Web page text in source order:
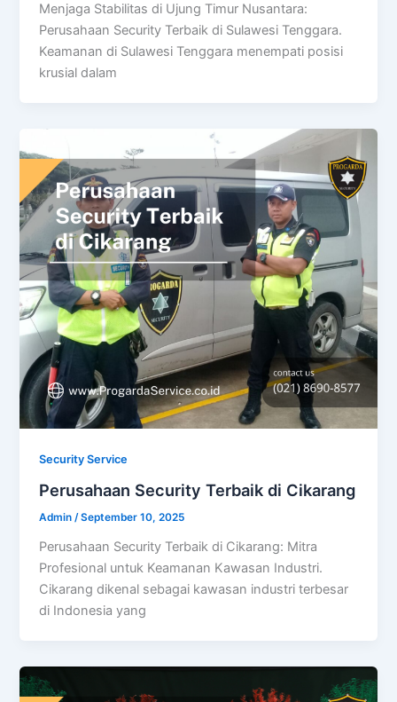
Menjaga Stabilitas di Ujung Timur Nusantara:
Perusahaan Security Terbaik di Sulawesi Tenggara.
Keamanan di Sulawesi Tenggara menempati posisi
krusial dalam
Security Service
Perusahaan Security Terbaik di Cikarang
Admin /September 10, 2025
Perusahaan Security Terbaik di Cikarang: Mitra
Profesional untuk Keamanan Kawasan Industri.
Cikarang dikenal sebagai kawasan industri terbesar
di Indonesia yang